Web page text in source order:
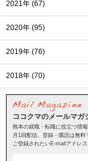
2021年 (67)
2020年 (95)
2019年 (76)
2018年 (70)
ココクマのメールマガ
熊本の就職・転職に役立つ情
月1回配信。登録・購読は無料
ご登録されたいE-mailアドレ